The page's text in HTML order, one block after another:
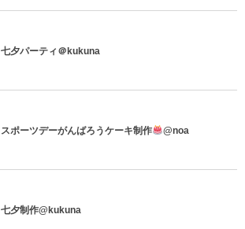
七夕パーティ＠kukuna
スポーツデーがんばろうケーキ制作 @noa
七夕制作@kukuna